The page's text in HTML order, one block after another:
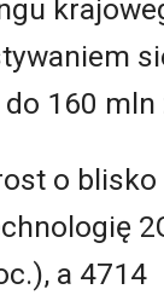
160 mln
o blisko
a 4714